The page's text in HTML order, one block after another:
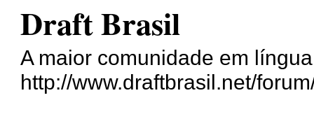
Draft Brasil
A maior comunidade em
http://www.draftbrasil.net/